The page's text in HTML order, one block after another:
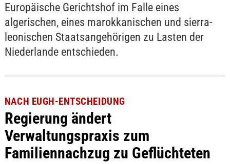
Europäische Gerichtshof im Falle eines
algerischen, eines marokkanischen und sierra-
leonischen Staatsangehörigen zu Lasten der
Niederlande entschieden.
NACH EUGH-ENTSCHEIDUNG
Regierung ändert
Verwaltungspraxis zum
Familiennachzug zu Geflüchteten